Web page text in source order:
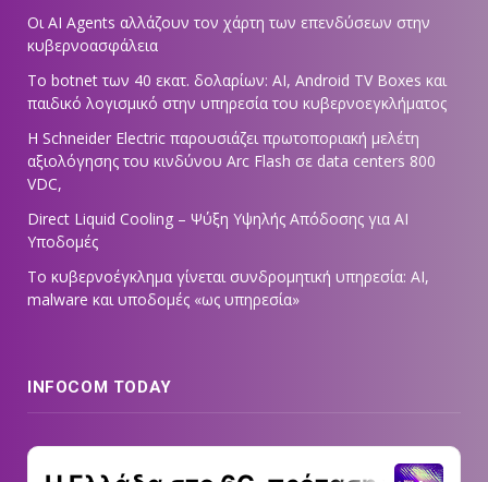
Οι AI Agents αλλάζουν τον χάρτη των επενδύσεων στην
κυβερνοασφάλεια
Το botnet των 40 εκατ. δολαρίων: AI, Android TV Boxes και
παιδικό λογισμικό στην υπηρεσία του κυβερνοεγκλήματος
Η Schneider Electric παρουσιάζει πρωτοποριακή μελέτη
αξιολόγησης του κινδύνου Arc Flash σε data centers 800
VDC,
Direct Liquid Cooling – Ψύξη Υψηλής Απόδοσης για AI
Υποδομές
Το κυβερνοέγκλημα γίνεται συνδρομητική υπηρεσία: AI,
malware και υποδομές «ως υπηρεσία»
INFOCOM TODAY